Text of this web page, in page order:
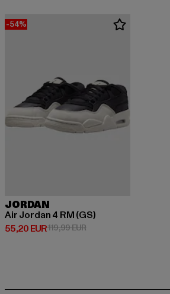
-54%
JORDAN
Air Jordan 4 RM (GS)
55,20 EUR
Derzeitiger Preis: 55,20 EUR
119,99 EURAktionspreis: 119,99 EUR